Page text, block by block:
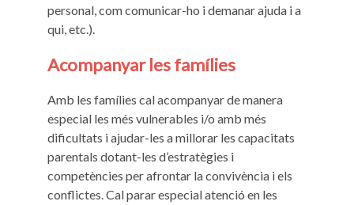
personal, com comunicar-ho i demanar ajuda i a
qui, etc.).
Acompanyar les famílies
Amb les famílies cal acompanyar de manera
especial les més vulnerables i/o amb més
dificultats i ajudar-les a millorar les capacitats
parentals dotant-les d’estratègies i
competències per afrontar la convivència i els
conflictes. Cal parar especial atenció en les